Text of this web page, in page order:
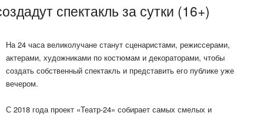
спектакль за сутки (16+)
На 24 часа великолучане станут сценаристами, режиссерами,
актерами, художниками по костюмам и декораторами, чтобы
создать собственный спектакль и представить его публике уже
вечером.
С 2018 года проект «Театр-24» собирает самых смелых и